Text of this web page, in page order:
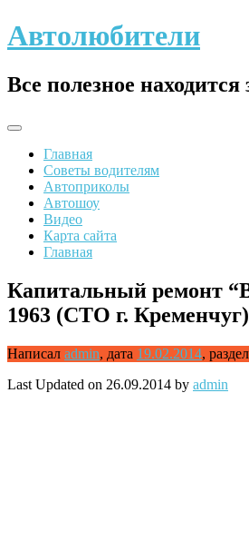
Skip
to
Автолюбители
Все полезное находится
Главная
Советы водителям
Автоприколы
Автошоу
Видео
Карта сайта
Главная
Капитальный ремонт
1963 (СТО г. Кременчуг)
Написал admin, дата 19.02.2014, раздел
Last Updated on 26.09.2014 by admin